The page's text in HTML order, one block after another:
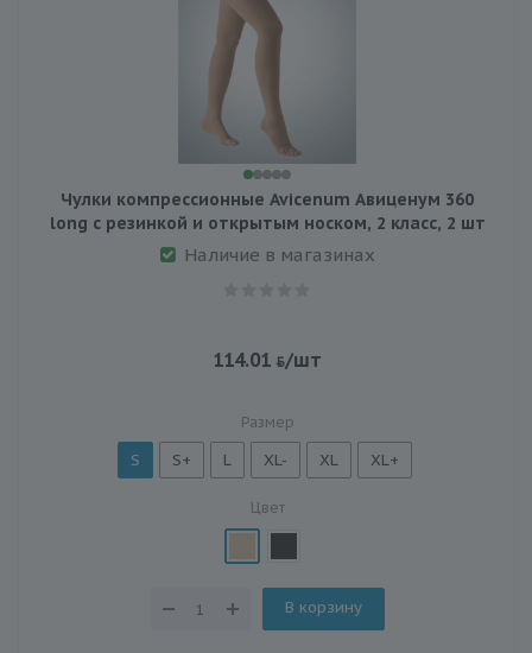
Чулки компрессионные Avicenum Авиценум 360
long с резинкой и открытым носком, 2 класс, 2 шт
Наличие в магазинах
114.01 /шт
Размер
S S+ L XL- XL XL+
Цвет
В корзину